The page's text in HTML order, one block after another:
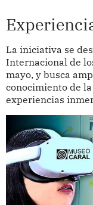
La iniciativa se
Internacional de
mayo, y busca
conocimiento de
experiencias